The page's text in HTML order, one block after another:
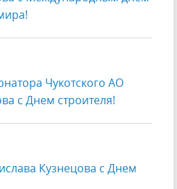
Чукотского АО
с Днем строителя!
Кузнецова с Днем